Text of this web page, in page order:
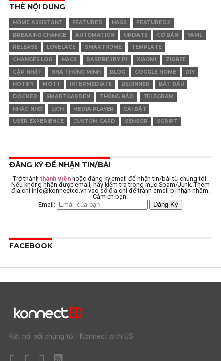
THẺ NỘI DUNG
HOME ASSISTANT FEATURED HASS
FEATURED2
BREAKING CHANGE
AUTOMATION UPDATE CƠ BẢN
YAML
RELEASE
LOVELACE SMARTHOME
TEMPLATE
CHANGES LOG
HACS RASPBERRY PI XIAOMI
ZIGBEE
CẬP NHẬT
NHÀ THÔNG MINH BLOG GOOGLE HOME
DIY
NOTIFY
MQTT INTERMEDIATE BEGINNER
BẮT ĐẦU
DOCKER
SMARTGARDEN THÔNG BÁO
TELEGRAM
NHẮC NHỞ
LỊCH MEDIA PLAYER
CÀI ĐẶT
USER EXPERIENCE
CUSTOM CARD SENSOR SCRIPT
ĐĂNG KÝ ĐỂ NHẬN TIN/BÀI
Trở thànhthành viên hoặc đăng ký email để nhận tin/bài từ chúng tôi.
Nếu không nhận được email, hãy kiểm tra trong mục Spam/Junk. Thêm
địa chỉ info@konnected.vn vào sổ địa chỉ để tránh email bị nhận nhầm.
Cảm ơn bạn!
Email:
FACEBOOK
Kết nối với chúng tôi | Konnect with US